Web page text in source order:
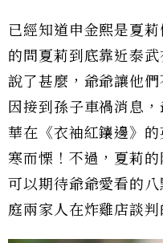
已經知道申金熙是夏
的問夏莉到底靠近泰
說了甚麼，爺爺讓他
因接到孫子車禍消息
華在《衣袖紅鑲邊》
寒而慄！不過，夏莉
可以期待爺爺愛看的
庭兩家人在炸雞店談判